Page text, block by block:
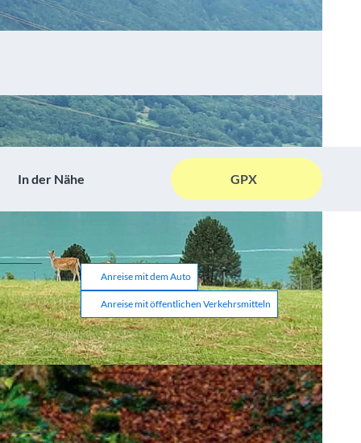
In der Nähe GPX
Anreise mit dem Auto
Anreise mit öffentlichen Verkehrsmitteln